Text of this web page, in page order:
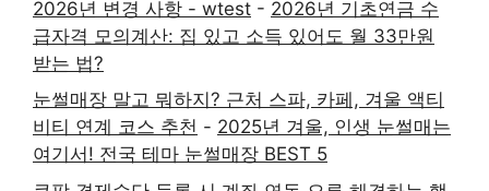
2026년 변경 사항 - wtest - 2026년 기초연금 수
급자격 모의계산: 집 있고 소득 있어도 월 33만원
받는 법?
눈썰매장 말고 뭐하지? 근처 스파, 카페, 겨울 액티
비티 연계 코스 추천 - 2025년 겨울, 인생 눈썰매는
여기서! 전국 테마 눈썰매장 BEST 5